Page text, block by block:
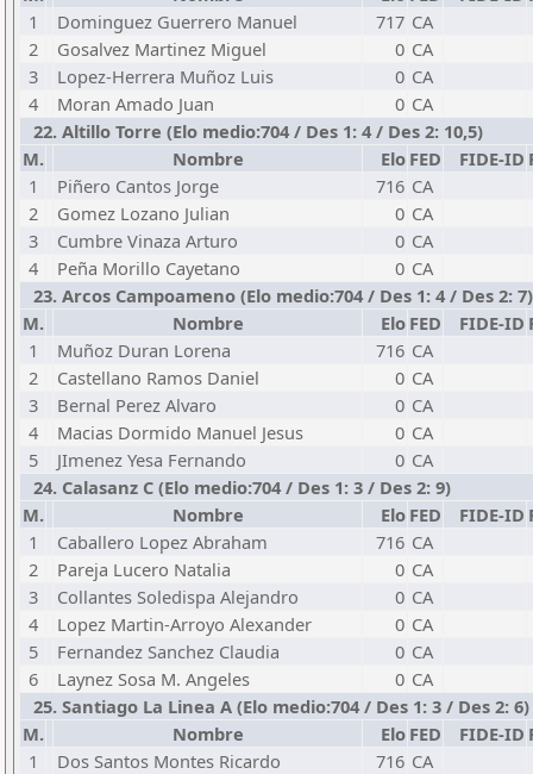
1
Dominguez Guerrero Manuel 717 CA
2
Gosalvez Martinez Miguel 0 CA
3
Lopez-Herrera Muñoz Luis 0 CA
4
Moran Amado Juan 0 CA
22. Altillo Torre (Elo medio:704 / Des 1: 4 / Des 2: 10,5)
M.
Nombre Elo FED FIDE-ID
1
Piñero Cantos Jorge 716 CA
2
Gomez Lozano Julian 0 CA
3
Cumbre Vinaza Arturo 0 CA
4
Peña Morillo Cayetano 0 CA
23. Arcos Campoameno (Elo medio:704 / Des 1: 4 / Des 2: 7)
M.
Nombre Elo FED FIDE-ID
1
Muñoz Duran Lorena 716 CA
2
Castellano Ramos Daniel 0 CA
3
Bernal Perez Alvaro 0 CA
4
Macias Dormido Manuel Jesus 0 CA
5
JImenez Yesa Fernando 0 CA
24. Calasanz C (Elo medio:704 / Des 1: 3 / Des 2: 9)
M.
Nombre Elo FED FIDE-ID
1
Caballero Lopez Abraham 716 CA
2
Pareja Lucero Natalia 0 CA
3
Collantes Soledispa Alejandro 0 CA
4
Lopez Martin-Arroyo Alexander 0 CA
5
Fernandez Sanchez Claudia 0 CA
6
Laynez Sosa M. Angeles 0 CA
25. Santiago La Linea A (Elo medio:704 / Des 1: 3 / Des 2: 6)
M.
Nombre Elo FED FIDE-ID
1
Dos Santos Montes Ricardo 716 CA